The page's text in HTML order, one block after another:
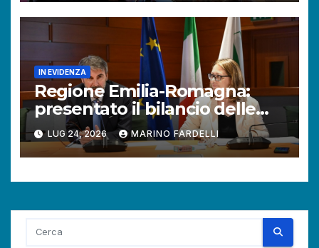
IN EVIDENZA
Regione Emilia-Romagna:
presentato il bilancio delle
attività del Difensore civico.
Aumentano le richieste dei
cittadini.
LUG 24, 2026 MARINO FARDELLI